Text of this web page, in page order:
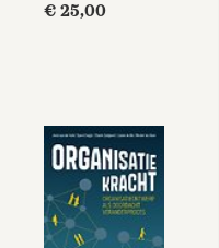
€ 25,00